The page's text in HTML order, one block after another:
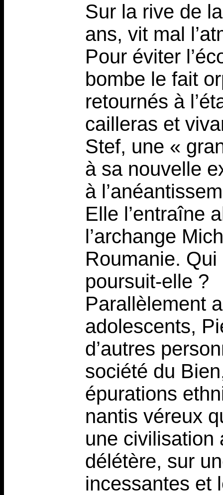
Sur la rive de
ans, vit mal
Pour éviter
bombe le fait
retournés à
cailleras et
Stef, une «
à sa nouvelle
à
Elle l’entraîne
l’archange
Roumanie.
poursuit-elle ?
Parallèlement
adolescents,
d’autres
société du
épurations
nantis véreux
une civilisation
délétère, sur
incessantes et